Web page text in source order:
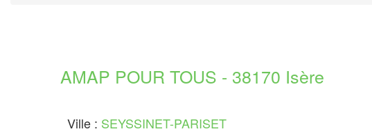
AMAP POUR TOUS - 38170 Isère
Ville : SEYSSINET-PARISET